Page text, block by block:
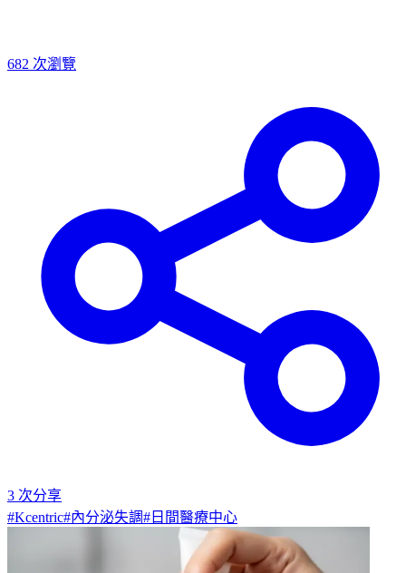
682 次瀏覽
3 次分享
#Kcentric#內分泌失調# 日間醫療中心